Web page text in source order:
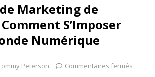
Marketing de
S’Imposer
Numérique
Peterson Commentaires fermés